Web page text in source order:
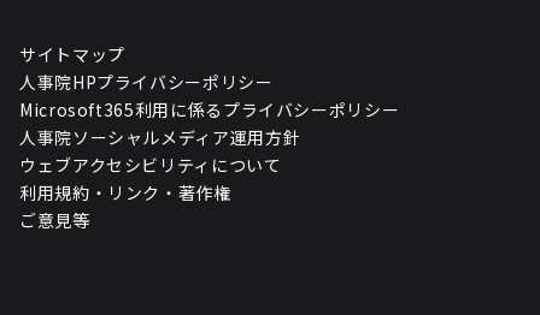
サイトマップ
人事院HPプライバシーポリシー
Microsoft365利用に係るプライバシーポリシー
人事院ソーシャルメディア運用方針
ウェブアクセシビリティについて
利用規約・リンク・著作権
ご意見等